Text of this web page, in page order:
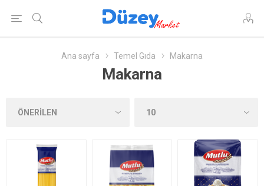
Ana sayfa Temel Gıda Makarna
Makarna